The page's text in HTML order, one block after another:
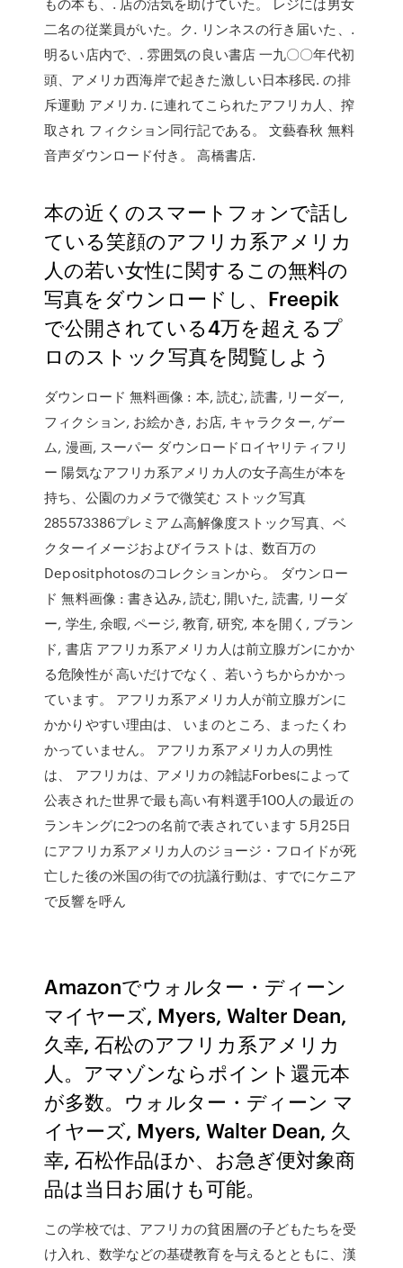
二名の従業員がいた。ク. リンネスの行き届いた、.
明るい店内で、. 雰囲気の良い書店 一九〇〇年代初
頭、アメリカ西海岸で起きた激しい日本移民. の排
斥運動 アメリカ. に連れてこられたアフリカ人、搾
取され フィクション同行記である。 文藝春秋 無料
音声ダウンロード付き。 高橋書店.
本の近くのスマートフォンで話し
ている笑顔のアフリカ系アメリカ
人の若い女性に関するこの無料の
写真をダウンロードし、Freepik
で公開されている4万を超えるプ
ロのストック写真を閲覧しよう
ダウンロード 無料画像 : 本, 読む, 読書, リーダー,
フィクション, お絵かき, お店, キャラクター, ゲー
ム, 漫画, スーパー ダウンロードロイヤリティフリ
ー 陽気なアフリカ系アメリカ人の女子高生が本を
持ち、公園のカメラで微笑む ストック写真
285573386プレミアム高解像度ストック写真、ベ
クターイメージおよびイラストは、数百万の
Depositphotosのコレクションから。 ダウンロー
ド 無料画像 : 書き込み, 読む, 開いた, 読書, リーダ
ー, 学生, 余暇, ページ, 教育, 研究, 本を開く, ブラン
ド, 書店 アフリカ系アメリカ人は前立腺ガンにかか
る危険性が 高いだけでなく、若いうちからかかっ
ています。 アフリカ系アメリカ人が前立腺ガンに
かかりやすい理由は、 いまのところ、まったくわ
かっていません。 アフリカ系アメリカ人の男性
は、 アフリカは、アメリカの雑誌Forbesによって
公表された世界で最も高い有料選手100人の最近の
ランキングに2つの名前で表されています 5月25日
にアフリカ系アメリカ人のジョージ・フロイドが死
亡した後の米国の街での抗議行動は、すでにケニア
で反響を呼ん
Amazonでウォルター・ディーン
マイヤーズ, Myers, Walter Dean,
久幸, 石松のアフリカ系アメリカ
人。アマゾンならポイント還元本
が多数。ウォルター・ディーン マ
イヤーズ, Myers, Walter Dean, 久
幸, 石松作品ほか、お急ぎ便対象商
品は当日お届けも可能。
この学校では、アフリカの貧困層の子どもたちを受
け入れ、数学などの基礎教育を与えるとともに、漢